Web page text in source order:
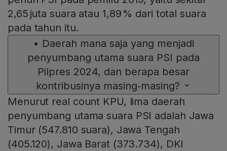
2,65 juta suara atau 1,89 % dari total suara
pada tahun itu.
• Daerah mana saja yang menjadi
penyumbang utama suara PSI pada
Pilpres 2024, dan berapa besar
kontribusinya masing‑masing?
Menurut real count KPU, lima daerah
penyumbang utama suara PSI adalah Jawa
Timur (547.810 suara), Jawa Tengah
(405.120), Jawa Barat (373.734), DKI